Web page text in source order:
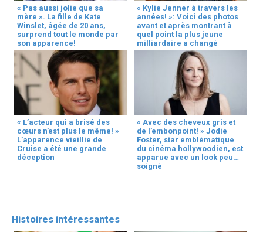
« Pas aussi jolie que sa
mère ». La fille de Kate
Winslet, âgée de 20 ans,
surprend tout le monde par
son apparence!
« Kylie Jenner à travers les
années! »: Voici des photos
avant et après montrant à
quel point la plus jeune
milliardaire a changé
« L’acteur qui a brisé des
cœurs n’est plus le même! »
L’apparence vieillie de
Cruise a été une grande
déception
« Avec des cheveux gris et
de l’embonpoint! » Jodie
Foster, star emblématique
du cinéma hollywoodien, est
apparue avec un look peu
soigné
Histoires intéressantes